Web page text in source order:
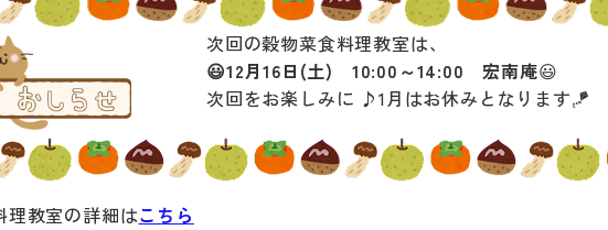
次回の穀物菜食料理教室は、
😃12月16日(土) 10:00～14:00 宏南庵😃
次回をお楽しみに ♪1月はお休みとなります🪁
教室の詳細はこちら